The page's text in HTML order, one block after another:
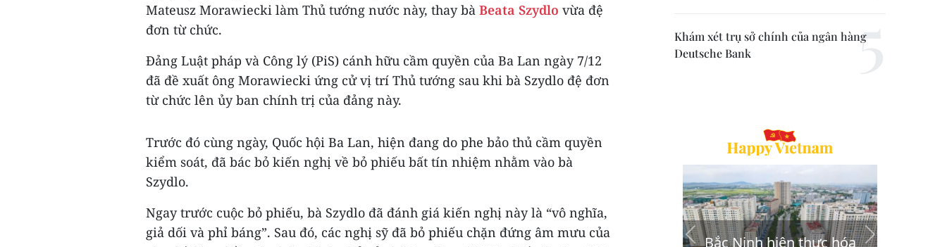
Mateusz Morawiecki làm Thủ tướng nước này, thay bà Beata Szydlo vừa đệ
đơn từ chức.
Đảng Luật pháp và Công lý (PiS) cánh hữu cầm quyền của Ba Lan ngày 7/12
đã đề xuất ông Morawiecki ứng cử vị trí Thủ tướng sau khi bà Szydlo đệ đơn
từ chức lên ủy ban chính trị của đảng này.
Trước đó cùng ngày, Quốc hội Ba Lan, hiện đang do phe bảo thủ cầm quyền
kiểm soát, đã bác bỏ kiến nghị về bỏ phiếu bất tín nhiệm nhằm vào bà
Szydlo.
Ngay trước cuộc bỏ phiếu, bà Szydlo đã đánh giá kiến nghị này là “vô nghĩa,
giả dối và phỉ báng”. Sau đó, các nghị sỹ đã bỏ phiếu chặn đứng âm mưu của
Khám xét trụ sở chính của ngân hàng
Deutsche Bank